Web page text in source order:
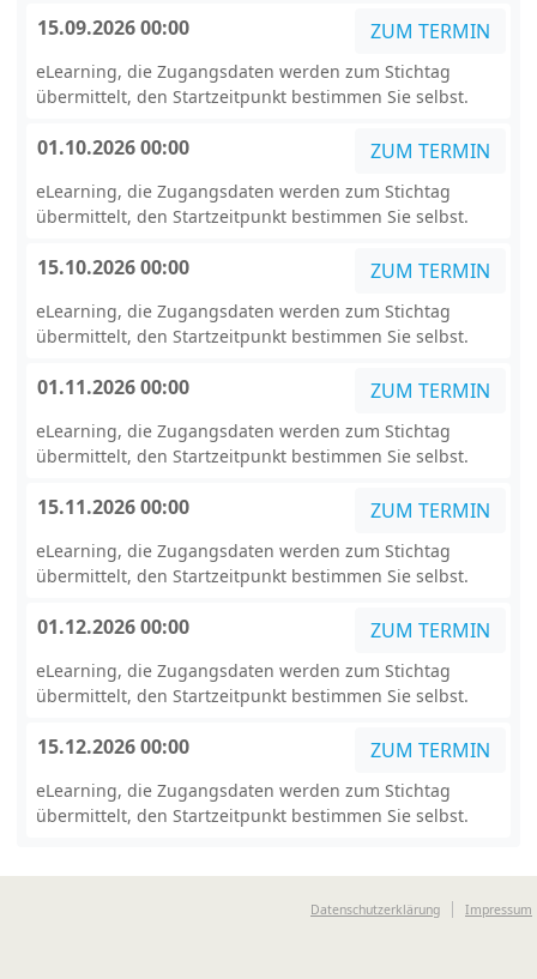
15.09.2026 00:00 ZUM TERMIN
eLearning, die Zugangsdaten werden zum Stichtag
übermittelt, den Startzeitpunkt bestimmen Sie selbst.
01.10.2026 00:00 ZUM TERMIN
eLearning, die Zugangsdaten werden zum Stichtag
übermittelt, den Startzeitpunkt bestimmen Sie selbst.
15.10.2026 00:00 ZUM TERMIN
eLearning, die Zugangsdaten werden zum Stichtag
übermittelt, den Startzeitpunkt bestimmen Sie selbst.
01.11.2026 00:00 ZUM TERMIN
eLearning, die Zugangsdaten werden zum Stichtag
übermittelt, den Startzeitpunkt bestimmen Sie selbst.
15.11.2026 00:00 ZUM TERMIN
eLearning, die Zugangsdaten werden zum Stichtag
übermittelt, den Startzeitpunkt bestimmen Sie selbst.
01.12.2026 00:00 ZUM TERMIN
eLearning, die Zugangsdaten werden zum Stichtag
übermittelt, den Startzeitpunkt bestimmen Sie selbst.
15.12.2026 00:00 ZUM TERMIN
eLearning, die Zugangsdaten werden zum Stichtag
übermittelt, den Startzeitpunkt bestimmen Sie selbst.
Datenschutzerklärung Impressum